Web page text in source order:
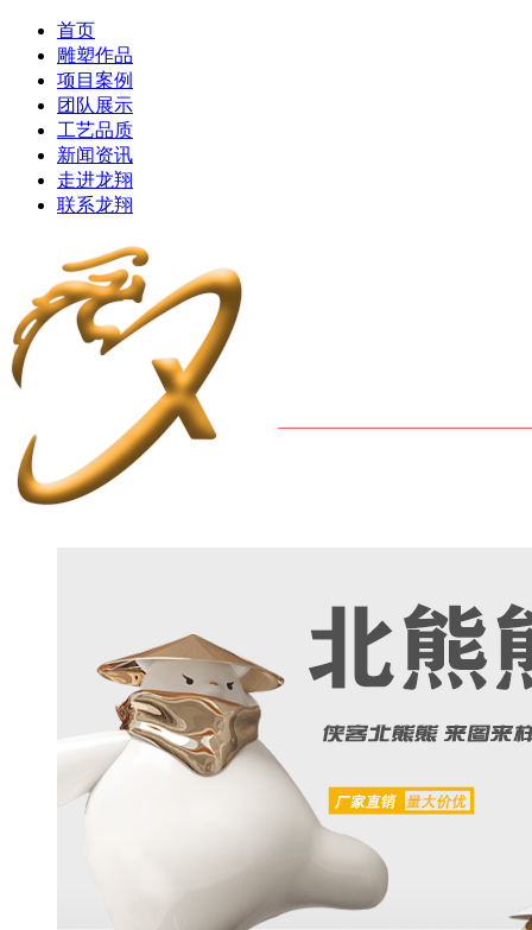
首页
雕塑作品
项目案例
团队展示
工艺品质
新闻资讯
走进龙翔
联系龙翔